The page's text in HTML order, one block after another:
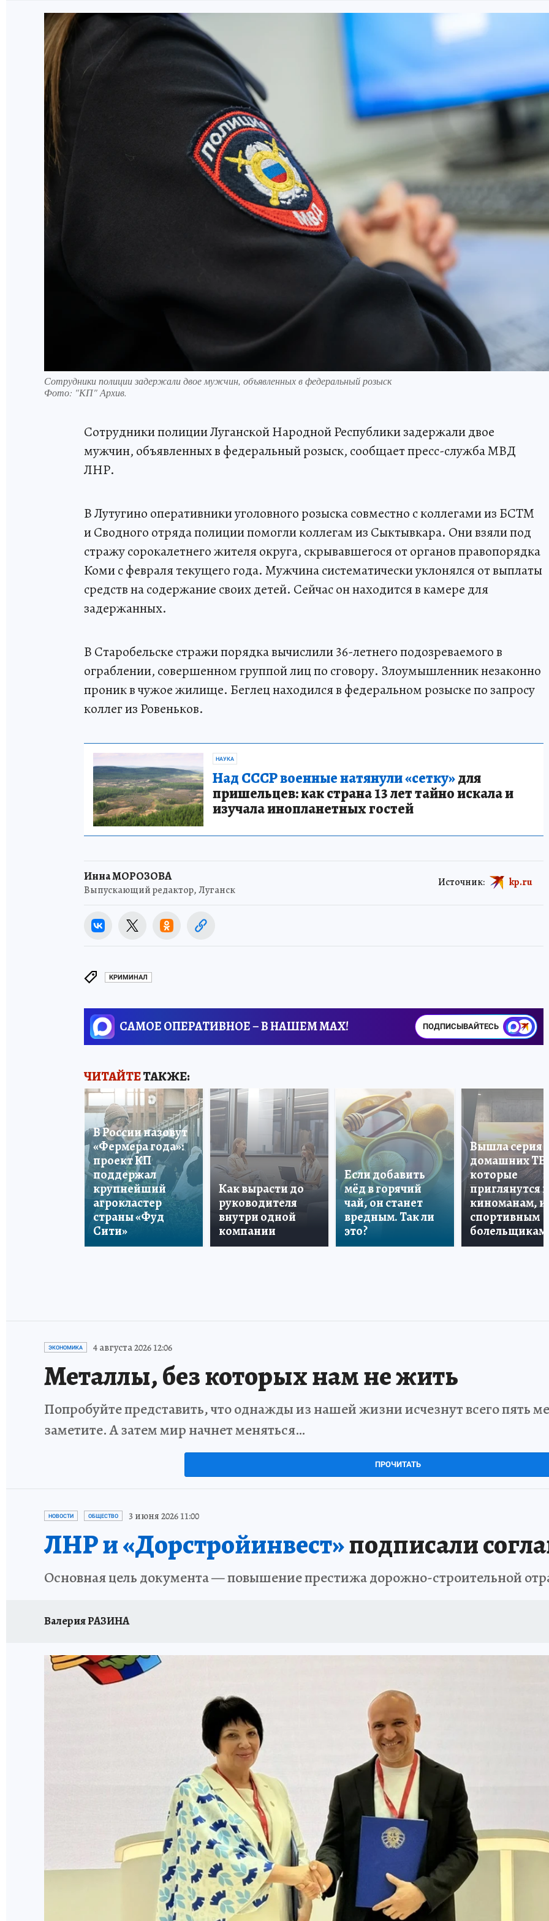
Сотрудники полиции задержали двое мужчин, объявленных в федеральный розыск
Фото: "КП" Архив.
Сотрудники полиции Луганской Народной Республики задержали двое
мужчин, объявленных в федеральный розыск, сообщает пресс-служба МВД
ЛНР.
В Лутугино оперативники уголовного розыска совместно с коллегами из БСТМ
и Сводного отряда полиции помогли коллегам из Сыктывкара. Они взяли под
стражу сорокалетнего жителя округа, скрывавшегося от органов правопорядка
Коми с февраля текущего года. Мужчина систематически уклонялся от выплаты
средств на содержание своих детей. Сейчас он находится в камере для
задержанных.
В Старобельске стражи порядка вычислили 36-летнего подозреваемого в
ограблении, совершенном группой лиц по сговору. Злоумышленник незаконно
проник в чужое жилище. Беглец находился в федеральном розыске по запросу
коллег из Ровеньков.
НАУКА
Над СССР военные натянули «сетку»для
пришельцев: как страна 13 лет тайно искала и
изучала инопланетных гостей
Инна МОРОЗОВА
Выпускающий редактор, Луганск
Источник: kp.ru
КРИМИНАЛ
САМОЕ ОПЕРАТИВНОЕ – В НАШЕМ MAX! ПОДПИСЫВАЙТЕСЬ
ЧИТАЙТЕТАКЖЕ:
В России назовут
«Фермера года»:
проект КП
поддержал
крупнейший
агрокластер
страны «Фуд
Сити»
Как вырасти до
руководителя
внутри одной
компании
Если добавить
мёд в горячий
чай, он станет
вредным. Так ли
это?
Вышла серия
домашних ТВ,
которые
приглянутся и
киноманам, и
спортивным
болельщикам
ЭКОНОМИКА 4 августа 2026 12:06
Металлы, без которых нам не жить
Попробуйте представить, что однажды из нашей жизни исчезнут всего пять
заметите. А затем мир начнет меняться…
ПРОЧИТАТЬ
НОВОСТИ ОБЩЕСТВО 3 июня 2026 11:00
ЛНР и «Дорстройинвест»подписали
Основная цель документа — повышение престижа дорожно-строительной
Валерия РАЗИНА